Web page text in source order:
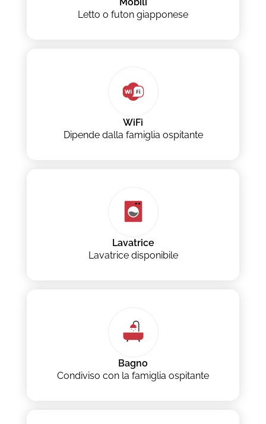
Letto o futon giapponese
WiFi
Dipende dalla famiglia ospitante
Lavatrice
Lavatrice disponibile
Bagno
Condiviso con la famiglia ospitante